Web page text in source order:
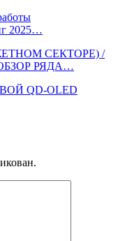
2025…
СЕКТОРЕ) /
ОБЗОР РЯДА…
QD-OLED